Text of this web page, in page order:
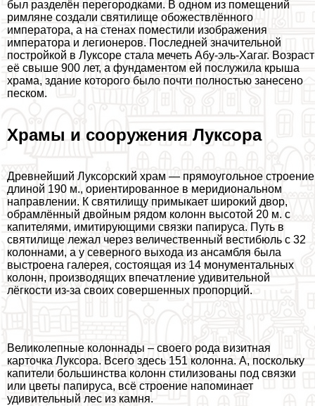
был разделён перегородками. В одном из помещений
римляне создали святилище обожествлённого
императора, а на стенах поместили изображения
императора и легионеров. Последней значительной
постройкой в Луксоре стала мечеть Абу-эль-Хагаг. Возраст
её свыше 900 лет, а фундаментом ей послужила крыша
храма, здание которого было почти полностью занесено
песком.
Храмы и сооружения Луксора
Древнейший Луксорский храм — прямоугольное строение
длиной 190 м., ориентированное в меридиональном
направлении. К святилищу примыкает широкий двор,
обрамлённый двойным рядом колонн высотой 20 м. с
капителями, имитирующими связки папируса. Путь в
святилище лежал через величественный вестибюль с 32
колоннами, а у северного выхода из ансамбля была
выстроена галерея, состоящая из 14 монументальных
колонн, производящих впечатление удивительной
лёгкости из-за своих совершенных пропорций.
Великолепные колоннады – своего рода визитная
карточка Луксора. Всего здесь 151 колонна. А, поскольку
капители большинства колонн стилизованы под связки
или цветы папируса, всё строение напоминает
удивительный лес из камня.